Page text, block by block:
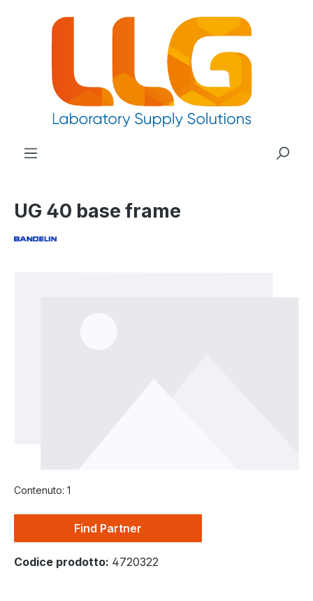
principale
UG 40 base frame
Contenuto: 1
Find Partner
Codice prodotto: 4720322